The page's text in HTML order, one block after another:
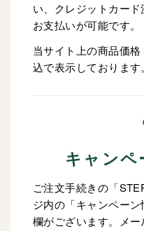
い、クレジットカー
お支払いが可能です。
当サイト上の商品価
込で表示しております。
キャンペ
ご注文手続きの「
ジ内の「キャンペー
欄がございます。メ